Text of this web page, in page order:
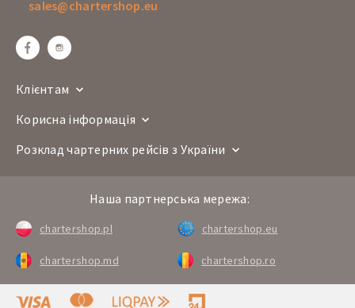
sales@chartershop.eu
Клієнтам
Корисна інформація
Розклад чартерних рейсів з України
Наша партнерська мережа:
chartershop.pl chartershop.eu
chartershop.md chartershop.ro